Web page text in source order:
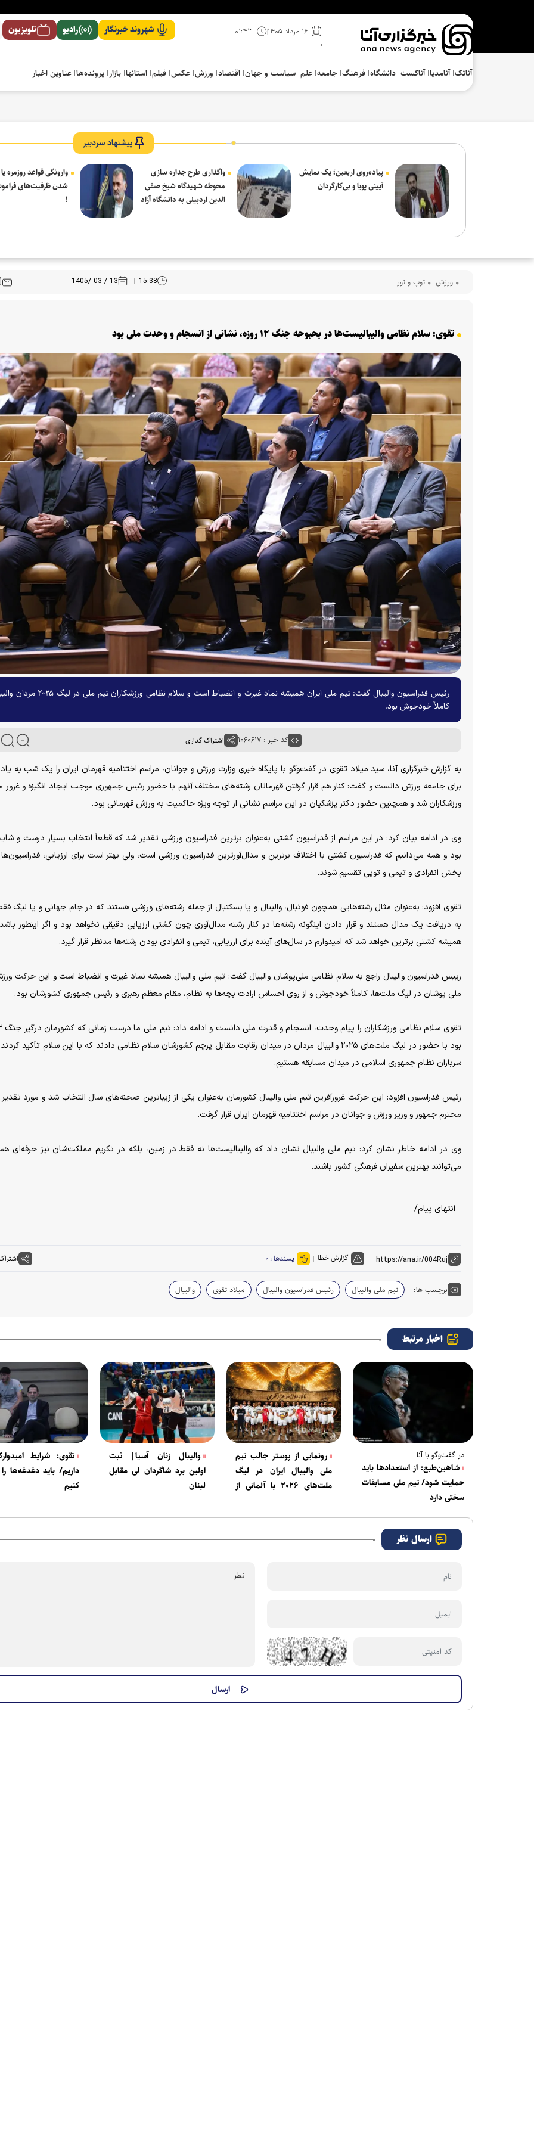
۱۶ مرداد ۱۴۰۵ ۰۱:۴۳ شهروند خبرنگار رادیو تلویزیون
آناتک آنامدیا آناکست دانشگاه فرهنگ‌ جامعه علم سیاست و جهان اقتصاد ورزش عکس فیلم استانها بازار پرونده‌ها عناوین اخبار
پیشنهاد سردبیر
پیاده‌روی اربعین؛ یک نمایش
آیینی پویا و بی‌کارگردان
واگذاری طرح جداره سازی
محوطه شهیدگاه شیخ صفی
الدین اردبیلی به دانشگاه آزاد
وارونگی قواعد روزمره
شدن ظرفیت‌های
!
ورزش توپ و تور 15:38
13 / 03 /1405
تقوی: سلام نظامی والیبالیست‌ها در بحبوحه جنگ ۱۲ روزه، نشانی از انسجام و وحدت ملی بود
رئیس فدراسیون والیبال گفت: تیم ملی ایران همیشه نماد غیرت و انضباط است و سلام نظامی ورزشکاران
کاملاً خودجوش بود.
کد خبر : ۱۰۶۰۶۱۷ اشتراک گذاری
به گزارش خبرگزاری آنا، سید میلاد تقوی در گفت‌وگو با پایگاه خبری وزارت ورزش و جوانان، مراسم اختتامیه قهرمان ایران را یک شب به
برای جامعه ورزش دانست و گفت: کنار هم قرار گرفتن قهرمانان رشته‌های مختلف آنهم با حضور رئیس جمهوری موجب ایجاد انگیزه و غرور
ورزشکاران شد و همچنین حضور دکتر پزشکیان در این مراسم نشانی از توجه ویژه حاکمیت به ورزش قهرمانی بود.
وی در ادامه بیان کرد: در این مراسم از فدراسیون کشتی به‌عنوان برترین فدراسیون ورزشی تقدیر شد که قطعاً انتخاب بسیار درست و
بود و همه می‌دانیم که فدراسیون کشتی با اختلاف برترین و مدال‌آورترین فدراسیون ورزشی است، ولی بهتر است برای ارزیابی،
بخش انفرادی و تیمی و توپی تقسیم شوند.
تقوی افزود: به‌عنوان مثال رشته‌هایی همچون فوتبال، والیبال و یا بسکتبال از جمله رشته‌های ورزشی هستند که در جام جهانی و یا لیگ
به دریافت یک مدال هستند و قرار دادن اینگونه رشته‌ها در کنار رشته مدال‌آوری چون کشتی ارزیابی دقیقی نخواهد بود و اگر اینطور
همیشه کشتی برترین خواهد شد که امیدوارم در سا‌ل‌های آینده برای ارزیابی، تیمی و انفرادی بودن رشته‌ها مدنظر قرار گیرد.
رییس فدراسیون والیبال راجع به سلام نظامی ملی‌پوشان والیبال گفت: تیم ملی والیبال همیشه نماد غیرت و انضباط است و این حرکت
ملی پوشان در لیگ ملت‌ها، کاملاً خودجوش و از روی احساس ارادت بچه‌ها به نظام، مقام معظم رهبری و رئیس ‌جمهوری کشورشان بود.
بود با حضور در لیگ ملت‌های ۲۰۲۵ والیبال مردان در میدان رقابت مقابل پرچم کشورشان سلام نظامی دادند که با این سلام تأکید
سربازان نظام جمهوری اسلامی در میدان مسابقه هستیم.
رئیس فدراسیون افزود: این حرکت غرورآفرین تیم ملی والیبال کشورمان به‌عنوان یکی از زیباترین صحنه‌های سال انتخاب شد و مورد
محترم جمهور و وزیر ورزش و جوانان در مراسم اختتامیه قهرمان ایران قرار گرفت.
وی در ادامه خاطر نشان کرد: تیم ملی والیبال نشان داد که والیبالیست‌ها نه فقط در زمین، بلکه در تکریم مملکت‌شان نیز حرفه‌ای
می‌توانند بهترین سفیران فرهنگی کشور باشند.
انتهای پیام/
گزارش خطا پسندها : ۰
برچسب ها: تیم ملی والیبال رئیس فدراسیون والیبال میلاد تقوی والیبال
اخبار مرتبط
در گفت‌وگو با آنا
شاهین‌طبع: از استعدادها باید
حمایت شود/ تیم ملی مسابقات
سختی دارد
رونمایی از پوستر جالب تیم
ملی والیبال ایران در لیگ
ملت‌های ۲۰۲۶ با آلمانی از
والیبال زنان آسیا| ثبت
اولین برد شاگردان لی مقابل
لبنان
تقوی: شرایط
داریم/ باید دغدغه‌ها
کنیم
ارسال نظر